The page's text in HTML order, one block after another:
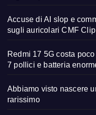
Accuse di AI slop e
sugli auricolari CMF
Redmi 17 5G costa
7 pollici e batteria
Abbiamo visto nascere
rarissimo